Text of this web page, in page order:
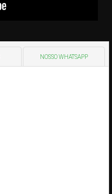
NOSSO WHATSAPP